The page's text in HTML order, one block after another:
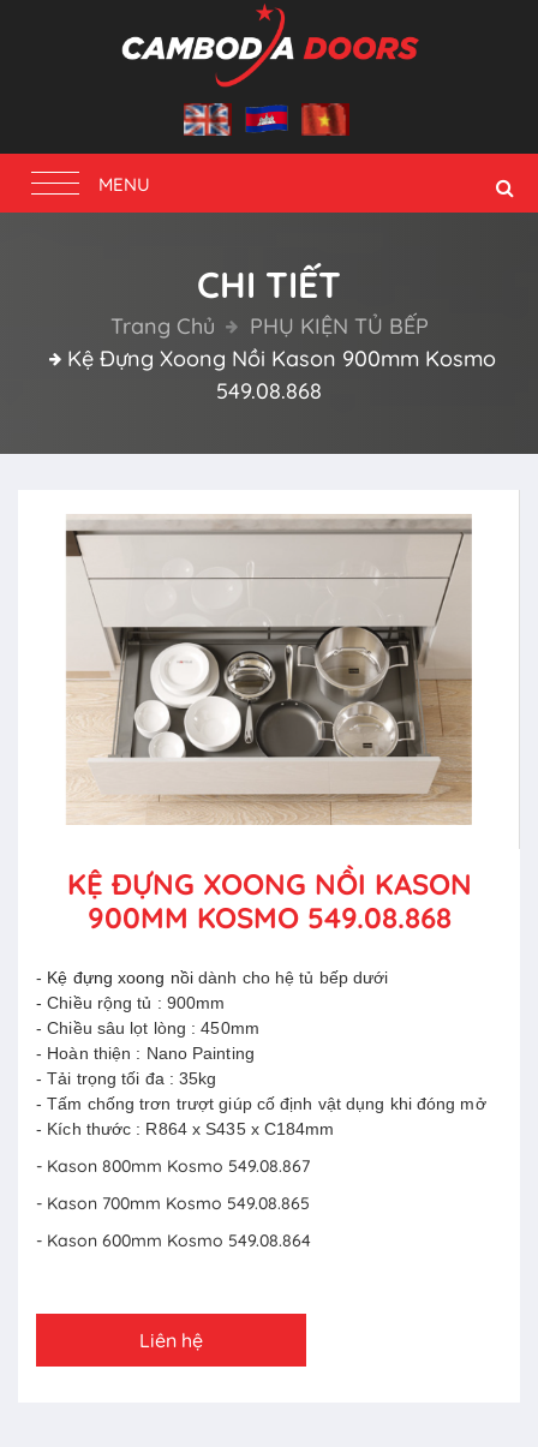
Toggle
navigation
MENU
CHI TIẾT
Trang Chủ
PHỤ KIỆN TỦ BẾP
Kệ Đựng Xoong Nồi Kason 900mm Kosmo
549.08.868
KỆ ĐỰNG XOONG NỒI KASON
900MM KOSMO 549.08.868
- Kệ đựng xoong nồidành cho hệ tủ bếp dưới
- Chiều rộng tủ : 900mm
- Chiều sâu lọt lòng : 450mm
- Hoàn thiện : Nano Painting
- Tải trọng tối đa : 35kg
- Tấm chống trơn trượt giúp cố định vật dụng khi đóng mở
- Kích thước : R864 x S435 x C184mm
- Kason 800mm Kosmo 549.08.867
- Kason 700mm Kosmo 549.08.865
- Kason 600mm Kosmo 549.08.864
Liên hệ